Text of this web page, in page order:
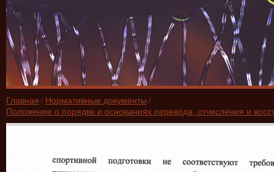
Главная / Нормативные документы /
Положение о порядке и основаниях перевода, отчисления и